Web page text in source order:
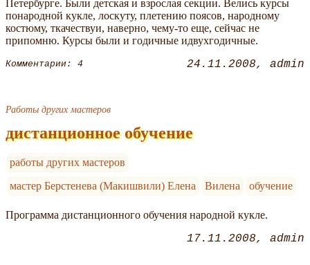
Петербурге. Были детская и взрослая секции. Велись курсы
понародной кукле, лоскуту, плетению поясов, народному
костюму, ткачествуи, наверно, чему-то еще, сейчас не
припомню. Курсы были и годичные идвухгодичные.
Комментарии: 4 24.11.2008 admin
Работы других мастеров
дистанционное обучение
работы других мастеров
мастер Берстенева (Макишвили) Елена
Вилена обучение
Программа дистанционного обучения народной кукле.
17.11.2008 admin